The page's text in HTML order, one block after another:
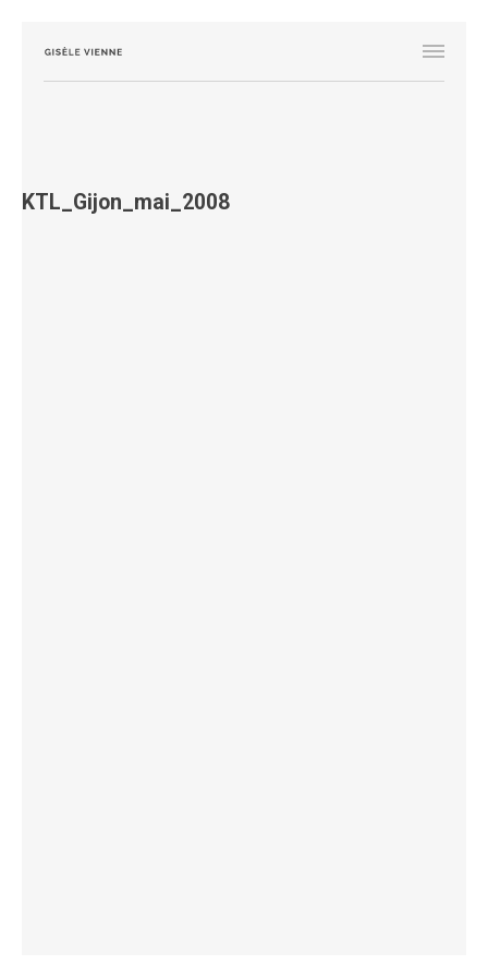
KTL_Gijon_mai_2008